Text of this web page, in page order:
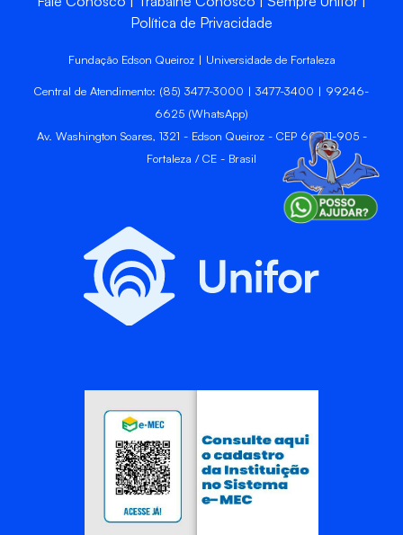
Política de Privacidade
Fundação Edson Queiroz | Universidade de Fortaleza
Central de Atendimento: (85) 3477-3000 | 3477-3400 | 99246-
6625 (WhatsApp)
Av. Washington Soares, 1321 - Edson Queiroz - CEP 60811-905 -
Fortaleza / CE - Brasil